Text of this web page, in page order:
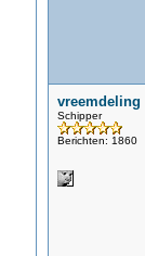
vreemdeling
Schipper
Berichten: 1860